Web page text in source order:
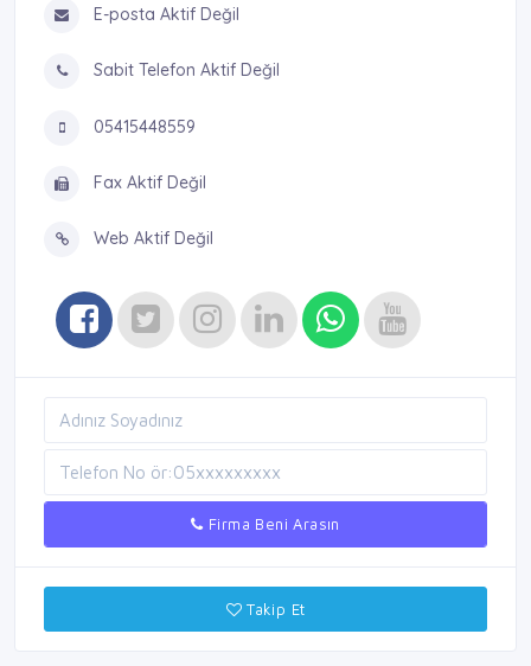
E-posta Aktif Değil
Sabit Telefon Aktif Değil
05415448559
Fax Aktif Değil
Web Aktif Değil
Firma Beni Arasın
Takip Et